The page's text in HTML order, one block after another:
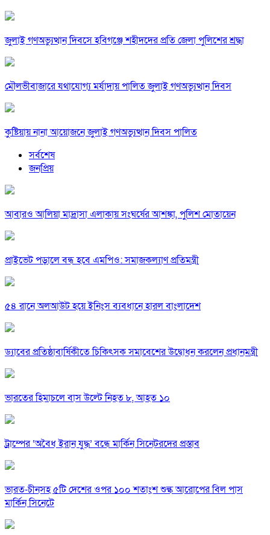
জুলাই গণঅভ্যুত্থান দিবসে হবিগঞ্জে শহীদদের প্রতি জেলা পুলিশের শ্রদ্ধা
মৌলভীবাজারে যথাযোগ্য মর্যাদায় পালিত জুলাই গণঅভ্যুত্থান দিবস
কুষ্টিয়ায় নানা আয়োজনে জুলাই গণঅভ্যুত্থান দিবস পালিত
সর্বশেষ
জনপ্রিয়
আবারও আলিয়া মাদ্রাসা এলাকায় সংঘর্ষের আশঙ্কা, পুলিশ মোতায়েন
প্রাইভেট পড়ালে বন্ধ হবে এমপিও: সমাজকল্যাণ প্রতিমন্ত্রী
৫৪ রানে অলআউট হয়ে ইনিংস ব্যবধানে হারল বাংলাদেশ
ড্যাবের প্রতিষ্ঠাবার্ষিকীতে চিকিৎসক সমাবেশের উদ্বোধন করলেন প্রধানমন্ত্রী
ভারতের হিমাচলে বাস উল্টে নিহত ৮, আহত ১০
ট্রাম্পের ‘অবৈধ ইরান যুদ্ধ’ বন্ধে মার্কিন সিনেটরদের প্রস্তাব
ভারত-চীনসহ ৫টি দেশের ওপর ১০০ শতাংশ শুল্ক আরোপের বিল পাস
মার্কিন সিনেটে